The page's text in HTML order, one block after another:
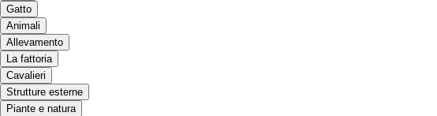
Gatto
Animali
Allevamento
La fattoria
Cavalieri
Strutture esterne
Piante e natura